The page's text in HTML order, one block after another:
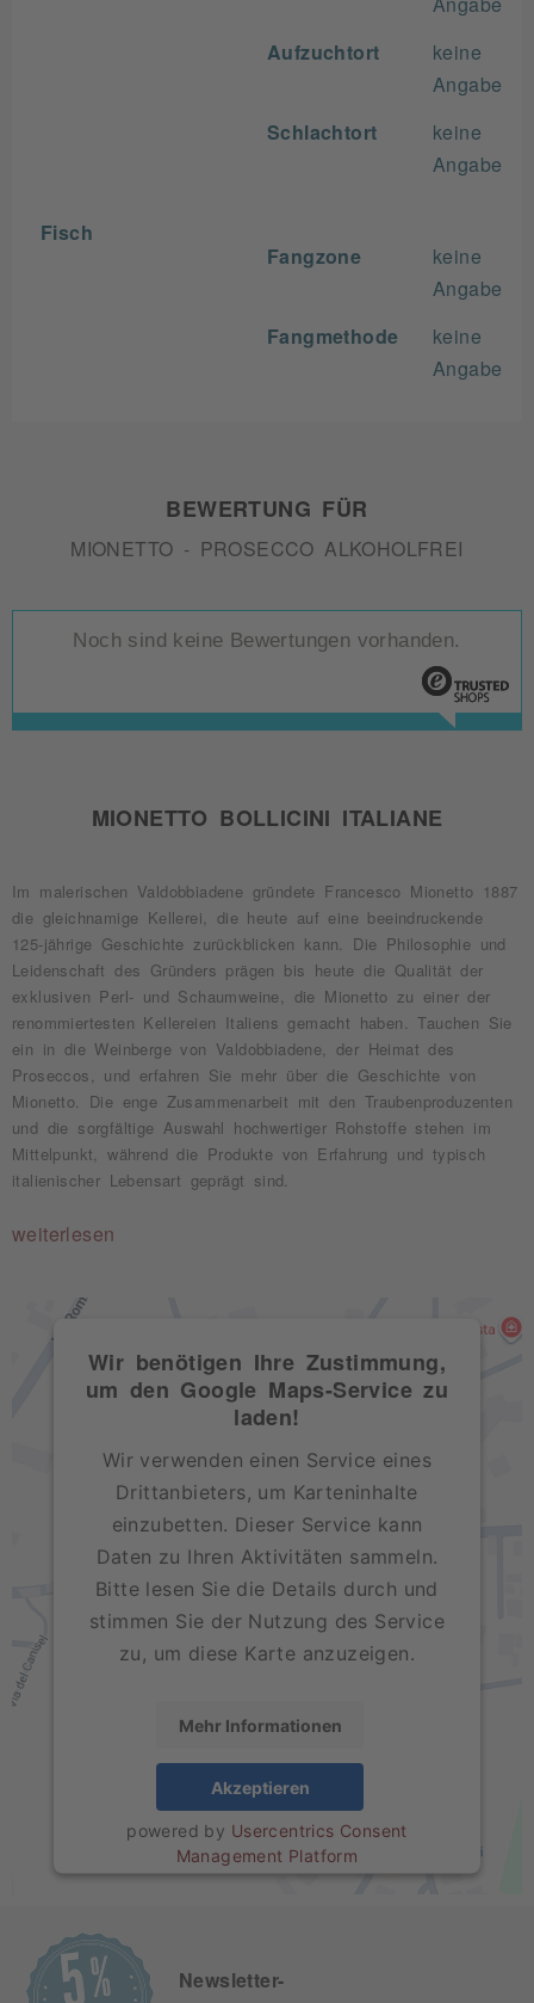
Aufzuchtort
keine
Angabe
Schlachtort
keine
Angabe
Fisch
Fangzone
keine
Angabe
Fangmethode
keine
Angabe
BEWERTUNG FÜR
MIONETTO - PROSECCO ALKOHOLFREI
Noch sind keine Bewertungen vorhanden.
MIONETTO BOLLICINI ITALIANE
Im malerischen Valdobbiadene gründete Francesco Mionetto 1887
die gleichnamige Kellerei, die heute auf eine beeindruckende
125-jährige Geschichte zurückblicken kann. Die Philosophie und
Leidenschaft des Gründers prägen bis heute die Qualität der
exklusiven Perl- und Schaumweine, die Mionetto zu einer der
renommiertesten Kellereien Italiens gemacht haben. Tauchen Sie
ein in die Weinberge von Valdobbiadene, der Heimat des
Proseccos, und erfahren Sie mehr über die Geschichte von
Mionetto. Die enge Zusammenarbeit mit den Traubenproduzenten
und die sorgfältige Auswahl hochwertiger Rohstoffe stehen im
Mittelpunkt, während die Produkte von Erfahrung und typisch
italienischer Lebensart geprägt sind.
weiterlesen
Wir benötigen Ihre Zustimmung,
um den Google Maps-Service zu
laden!
Wir verwenden einen Service eines
Drittanbieters, um Karteninhalte
einzubetten. Dieser Service kann
Daten zu Ihren Aktivitäten sammeln.
Bitte lesen Sie die Details durch und
stimmen Sie der Nutzung des Service
zu, um diese Karte anzuzeigen.
Mehr Informationen
Akzeptieren
powered by Usercentrics Consent
Management Platform
Newsletter-